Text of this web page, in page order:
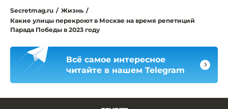
Secretmag.ru / Жизнь /
Какие улицы перекроют в Москве на время репетиций
Парада Победы в 2023 году
Всё самое интересное
читайте в нашем Telegram